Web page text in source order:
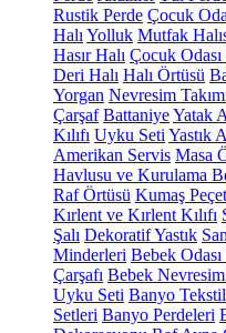
Rustik Perde Çocuk
Halı Yolluk Mutfak
Hasır Halı Çocuk Odası
Deri Halı Halı Örtüsü
Yorgan Nevresim
Çarşaf BattaniyeYatak
Kılıfı Uyku Seti Yastık
Amerikan Servis Masa
Havlusu ve Kurulama
Raf Örtüsü Kumaş
Kırlent ve Kırlent Kılıfı
Şalı Dekoratif Yastık
Minderleri Bebek
Çarşafı Bebek Nevresim
Uyku Seti Banyo Tekstil
Setleri Banyo Perdeleri